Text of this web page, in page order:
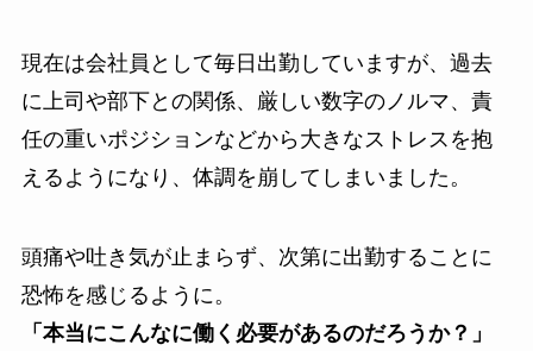
現在は会社員として毎日出勤していますが、過去
に上司や部下との関係、厳しい数字のノルマ、責
任の重いポジションなどから大きなストレスを抱
えるようになり、体調を崩してしまいました。
頭痛や吐き気が止まらず、次第に出勤することに
恐怖を感じるように。
「本当にこんなに働く必要があるのだろうか？」